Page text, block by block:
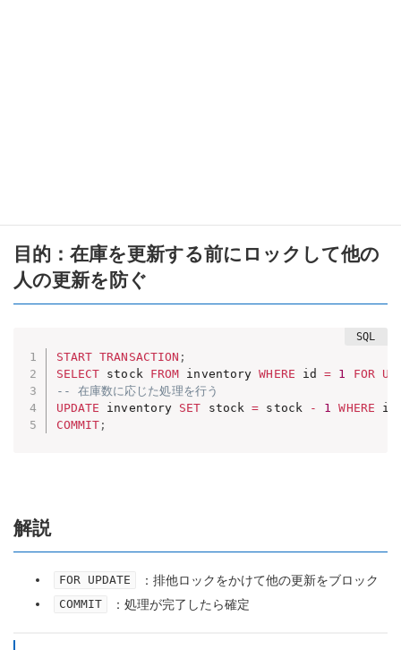
目的：在庫を更新する前にロックして他の
人の更新を防ぐ
START TRANSACTION ;
SELECT stock FROM inventory WHERE id = 1 FOR
-- 在庫数に応じた処理を行う
UPDATE inventory SET stock = stock - 1 WHERE
COMMIT ;
解説
FOR UPDATE ：排他ロックをかけて他の更新をブロック
COMMIT ：処理が完了したら確定